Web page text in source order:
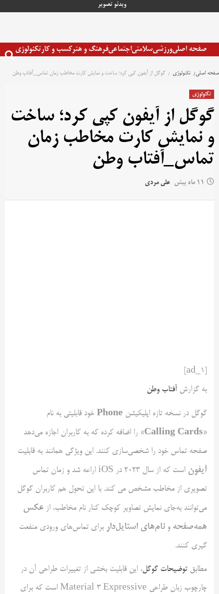
ویدئو تصویر
صفحه اصلیورزشیسلامتیاجتماعیفرهنگ و هنرکسب و کارتکنولوژی
صفحه اصلی تکنولوژی گوگل از آیفون کپی کرد؛ ساخت و نمایش کارت مخاطب زمان تماس_آفتاب وطن
تکنولوژی
گوگل از آیفون کپی کرد؛ ساخت
و نمایش کارت مخاطب زمان
تماس_آفتاب وطن
11 ماه پیش علی مردی
به گزارش آفتاب وطن
گوگل در نسخه تازه اپلیکیشن Phone خود قابلیتی به نام
«Calling Cards»
را اضافه کرده که به کاربران اجازه می‌دهد
صفحه تماس خود را شخصی‌سازی کنند. این ویژگی همانند به قابلیت
آیفون
است که از سال 2023 در iOS اراعه شد و زمان تماس
تصویری از مخاطب مشخص می کند. با این تحول هم کاربران گوگل
می‌توانند به‌جای نمایش تصاویر کوچک کنار نام مخاطب، از عکس
همه‌صفحه ونام‌های استایل‌دار برای تماس‌های ورودی منفعت
گیری کنند.
مطابقتوضیحات گوگل، این قابلیت بخشی از تغییرات طراحی آن در
چارچوب زبان طراحی Material 3 Expressive است که برای